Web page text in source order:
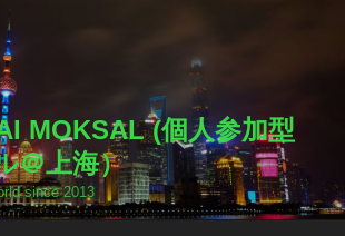
MOKSAL (個人参加型
＠上海）
since 2013